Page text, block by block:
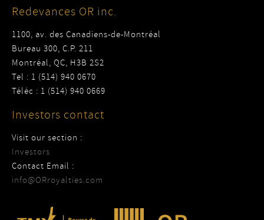
Redevances OR inc.
1100, av. des Canadiens-de-Montréal
Bureau 300, C.P. 211
Montréal, QC, H3B 2S2
Tel : 1 (514) 940 0670
Téléc : 1 (514) 940 0669
Investors contact
Visit our section :
Investors
Contact Email :
info@ORroyalties.com